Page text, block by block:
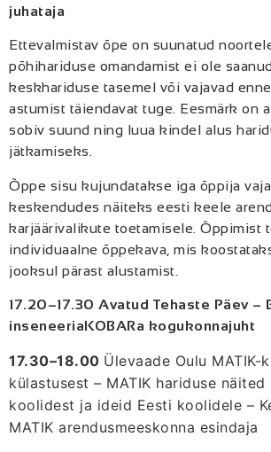
juhataja
Ettevalmistav õpe on suunatud
põhihariduse omandamist ei ole
keskhariduse tasemel või vajavad
astumist täiendavat tuge. Eesmärk on
sobiv suund ning luua kindel alus
jätkamiseks.
Õppe sisu kujundatakse iga õppija
keskendudes näiteks eesti keele
karjäärivalikute toetamisele. Õppimist
individuaalne õppekava, mis
jooksul pärast alustamist.
17.20–17.30 Avatud Tehaste Päev –
inseneeriaKOBARa kogukonnajuht
17.30–18.00 Ülevaade Oulu MATIK-
külastusest – MATIK hariduse näited
koolidest ja ideid Eesti koolidele –
MATIK arendusmeeskonna esindaja